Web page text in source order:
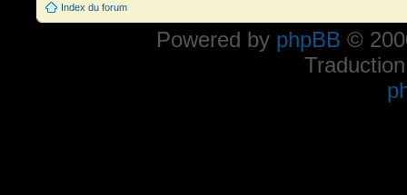
Index du forum
Powered by phpBB ©